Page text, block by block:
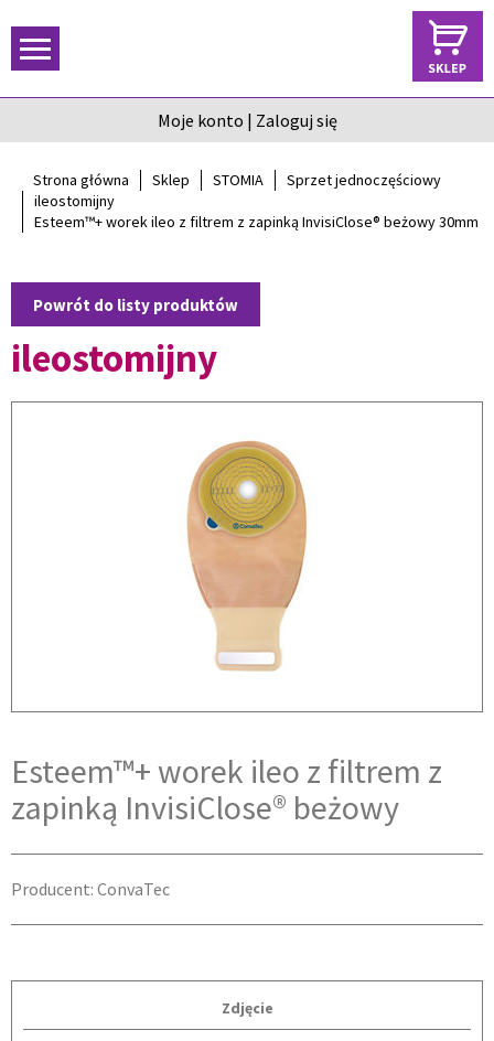
Moje konto | Zaloguj się
Strona główna Sklep STOMIA
Sprzet jednoczęściowy
ileostomijny
Esteem™+ worek ileo z filtrem z zapinką InvisiClose® beżowy 30mm
Powrót do listy produktów
ileostomijny
Esteem™+ worek ileo z filtrem z
zapinką InvisiClose® beżowy
Producent: ConvaTec
Zdjęcie